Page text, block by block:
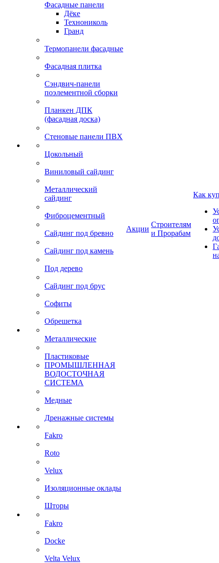
Фасадные панели
Дёке
Технониколь
Гранд
Термопанели фасадные
Фасадная плитка
Сэндвич-панели
поэлементной сборки
Планкен ДПК
(фасадная доска)
Стеновые панели ПВХ
Цокольный
Виниловый сайдинг
Металлический
сайдинг
Фиброцементный
Сайдинг под бревно
Сайдинг под камень
Под дерево
Сайдинг под брус
Софиты
Обрешетка
Металлические
Пластиковые
ПРОМЫШЛЕННАЯ
ВОДОСТОЧНАЯ
СИСТЕМА
Медные
Дренажные системы
Fakro
Roto
Velux
Изоляционные оклады
Шторы
Fakro
Docke
Velta Velux
Акции
Строителям
и Прорабам
Как